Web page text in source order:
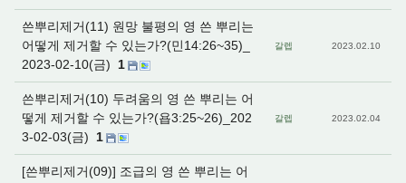
쓴뿌리제거(11) 원망 불평의 영 쓴 뿌리는
어떻게 제거할 수 있는가?(민14:26~35)_
2023-02-10(금)
1
갈렙 2023.02.10
쓴뿌리제거(10) 두려움의 영 쓴 뿌리는 어
떻게 제거할 수 있는가?(욥3:25~26)_202
3-02-03(금)
1
갈렙 2023.02.04
[쓴뿌리제거(09)] 조급의 영 쓴 뿌리는 어